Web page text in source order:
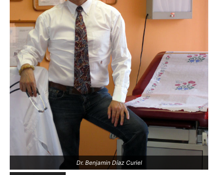
Dr. Benjamin Díaz Curiel